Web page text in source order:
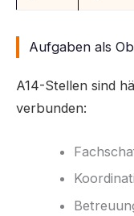
Aufgaben als
A14-Stellen sind
verbunden: